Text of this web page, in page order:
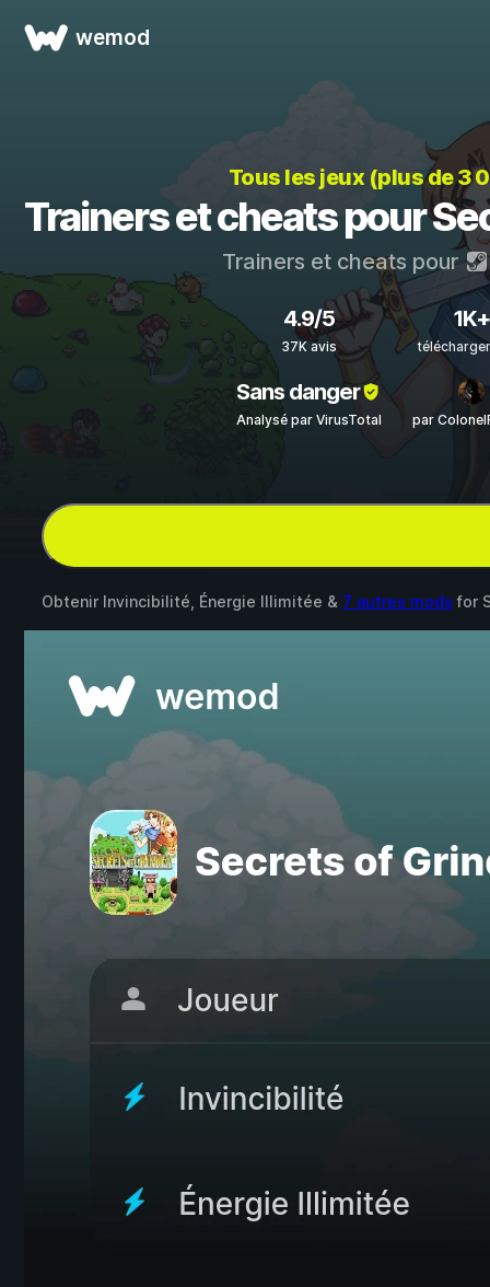
wemod
Tous les jeux (plus de 3
Trainers et cheats pour
Trainers et cheats pour
4.9/5
37K avis
1K+
Sans danger
Analysé par VirusTotal par
Obtenir Invincibilité, Énergie Illimitée & 7 autres mods for